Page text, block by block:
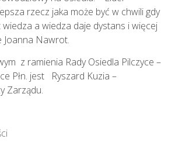
rzecz jaka może być w chwili gdy
a wiedza daje dystans i więcej
Joanna Nawrot.
z ramienia Rady Osiedla Pilczyce –
Płn. jest Ryszard Kuzia –
Zarządu.